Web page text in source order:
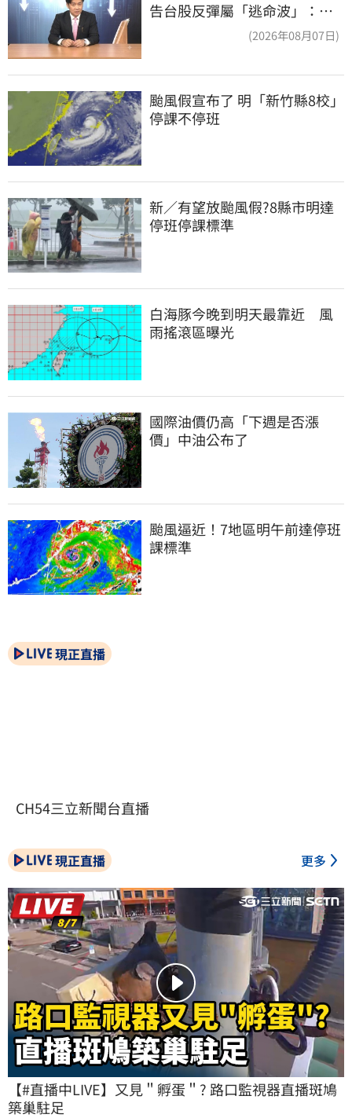
告台股反彈屬「逃命波」：空
(2026年08月07日)
颱風假宣布了 明「新竹縣8校」
停課不停班
新／有望放颱風假?8縣市明達
停班停課標準
白海豚今晚到明天最靠近　風
雨搖滾區曝光
國際油價仍高「下週是否漲
價」中油公布了
颱風逼近！7地區明午前達停班
課標準
現正直播
CH54三立新聞台直播
現正直播 更多
【#直播中LIVE】又見＂孵蛋＂? 路口監視器直播斑鳩
築巢駐足